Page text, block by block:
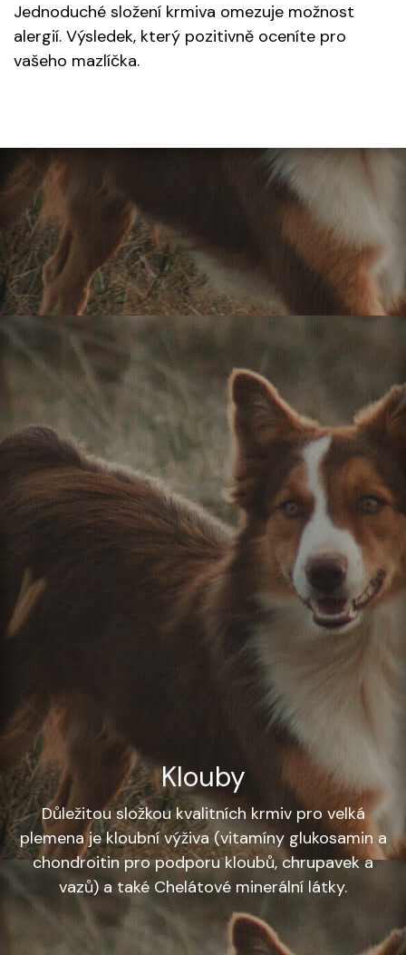
Jednoduché složení krmiva omezuje možnost
alergií. Výsledek, který pozitivně oceníte pro
vašeho mazlíčka.
Klouby
Důležitou složkou kvalitních krmiv pro velká
plemenaje kloubní výživa (vitamíny glukosamin a
chondroitinpro podporu kloubů, chrupavek a
vazů) a také Chelátové minerální látky.